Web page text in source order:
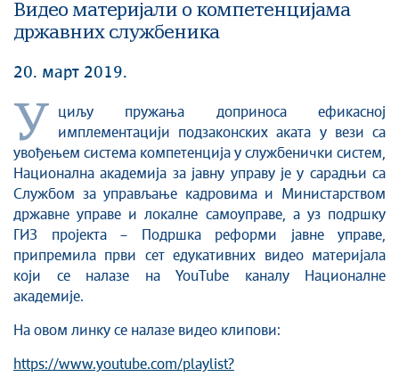
Видео материјали о компетенцијама
државних службеника
20. март 2019.
У
циљу пружања доприноса ефикасној
имплементацији подзаконских аката у вези са
увођењем система компетенција у службенички систем,
Национална академија за јавну управу је у сарадњи са
Службом за управљање кадровима и Министарством
државне управе и локалне самоуправе, а уз подршку
ГИЗ пројекта – Подршка реформи јавне управе,
припремила први сет едукативних видео материјала
који се налазе на YouTube каналу Националне
академије.
На овом линку се налазе видео клипови:
https://www.youtube.com/playlist?